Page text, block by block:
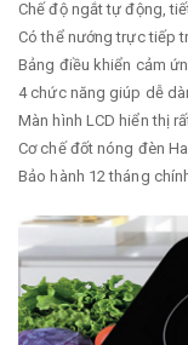
Chế độ ngắt tự động,
Có thể nướng trực tiếp
Bảng điều khiển cảm
4 chức năng giúp dễ
Màn hình LCD hiển thị
Cơ chế đốt nóng đèn
Bảo hành 12 tháng